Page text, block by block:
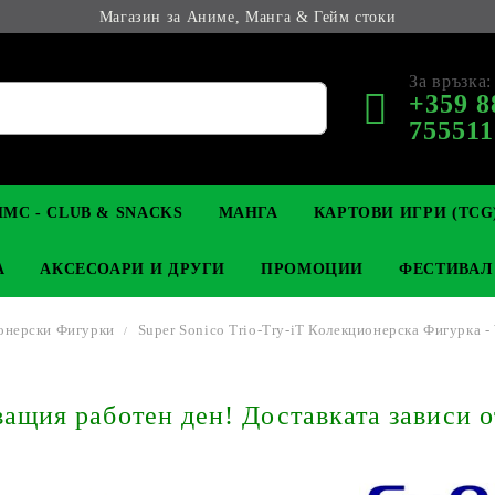
Магазин за Аниме, Манга & Гейм стоки
За връзка:
+359
КОЛЕКЦИОНЕРСКИ
YU-GI-OH! TCG
- CLUB & SNACKS МАНГА
LIGHT NOVEL
КАРТОВИ ИГРИ
MAGIC: THE GATHERING
АНИМЕ ФИГУРКИ
АКСЕСОАРИ И ДРУГИ
КЛЮЧОДЪРЖАТЕЛИ
ПРОМОЦИИ
Фигурки Super Sonico Trio-Try-iT Колекционерска Фигурка -
работен ден! Доставката зависи